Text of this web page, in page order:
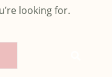
looking for.